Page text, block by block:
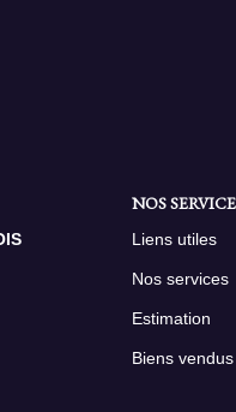
NOS
Liens utiles
Nos services
Estimation
Biens vendus